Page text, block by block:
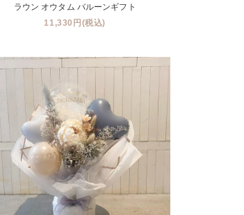
ラウン オウタム バルーンギフト
11,330円(税込)